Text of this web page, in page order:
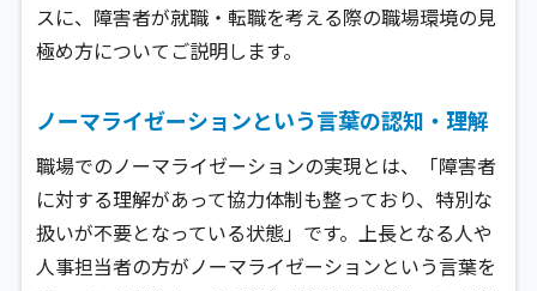
スに、障害者が就職・転職を考える際の職場環境の見
極め方についてご説明します。
ノーマライゼーションという言葉の認知・理解
職場でのノーマライゼーションの実現とは、「障害者
に対する理解があって協力体制も整っており、特別な
扱いが不要となっている状態」です。上長となる人や
人事担当者の方がノーマライゼーションという言葉を